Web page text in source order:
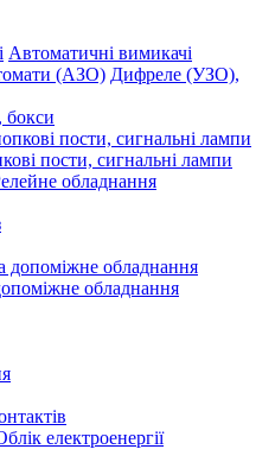
Автоматичні вимикачі
Дифреле (УЗО),
пости, сигнальні лампи
обладнання
обладнання
електроенергії